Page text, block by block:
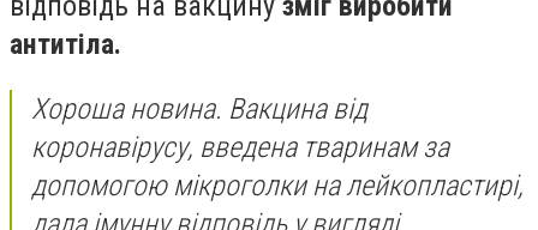
антитіла.
Хороша новина. Вакцина від
коронавірусу, введена тваринам за
допомогою мікроголки на лейкопластирі,